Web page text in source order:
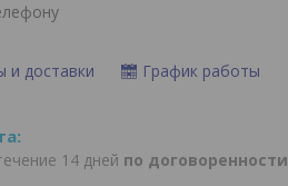
и доставки График работы
14 дней по договоренности